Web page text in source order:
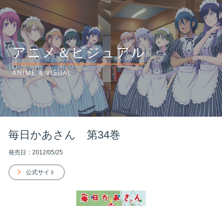
アニメ＆ビジュアル
ANIME & VISUAL
毎日かあさん 第34巻
発売日：2012/05/25
公式サイト